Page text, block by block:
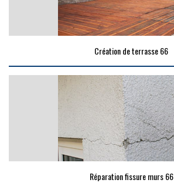
Création de terrasse 66
Réparation fissure murs 66